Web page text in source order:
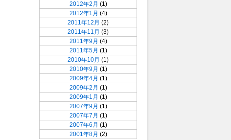
2012年2月 (1)
2012年1月 (4)
2011年12月 (2)
2011年11月 (3)
2011年9月 (4)
2011年5月 (1)
2010年10月 (1)
2010年9月 (1)
2009年4月 (1)
2009年2月 (1)
2009年1月 (1)
2007年9月 (1)
2007年7月 (1)
2007年6月 (1)
2001年8月 (2)